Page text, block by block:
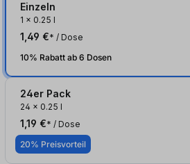
Einzeln
1 x 0.25 l
1,49 €* / Dose
10% Rabatt ab 6 Dosen
24er Pack
24 x 0.25 l
1,19 €* / Dose
20% Preisvorteil